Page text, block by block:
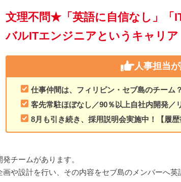
文理不問★「英語に自信なし」「
バルITエンジニアというキャリア
人事担当
仕事仲間は、フィリピン・セブ島のチーム
客先常駐ほぼなし／90％以上自社内開発／
8月も引き続き、採用説明会実施中！【履歴
チームがあります。
や設計を行い、その内容をセブ島のメンバーへ